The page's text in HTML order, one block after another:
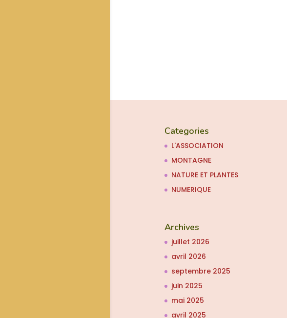
Categories
L'ASSOCIATION
MONTAGNE
NATURE ET PLANTES
NUMERIQUE
Archives
juillet 2026
avril 2026
septembre 2025
juin 2025
mai 2025
avril 2025